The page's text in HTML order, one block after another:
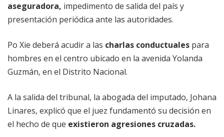
aseguradora, impedimento de salida del país y
presentación periódica ante las autoridades.
Po Xie deberá acudir a las charlas conductuales para
hombres en el centro ubicado en la avenida Yolanda
Guzmán, en el Distrito Nacional.
A la salida del tribunal, la abogada del imputado, Johana
Linares, explicó que el juez fundamentó su decisión en
el hecho de que existieron agresiones cruzadas.